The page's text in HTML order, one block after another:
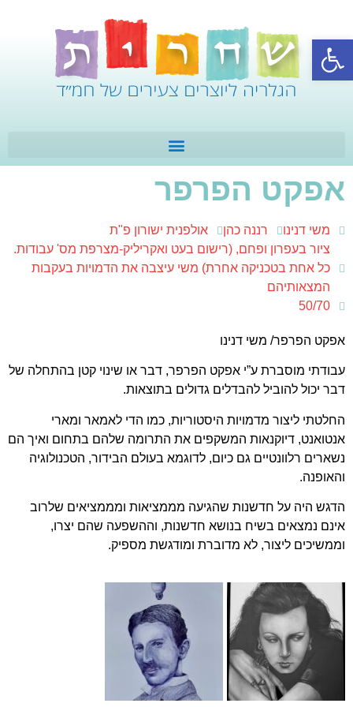
פתח סרגל נגישות
אפקט הפרפר
משי דנינו רננה כהן
אולפנית ישורון פ"ת
ציור בעפרון ופחם, (רישום בעט ואקריליק-מצרפת מס' עבודות.
כל אחת בטכניקה אחרת) משי עיצבה את הדמויות בעקבות
המצאותיהם
50/70
אפקט הפרפר/ משי דנינו
עבודתי מוסברת ע”י אפקט הפרפר, דבר או שינוי קטן בהתחלה של
דבר יכול להוביל להבדלים גדולים בתוצאות.
החלטתי ליצור מדמויות היסטוריות, כמו הדי לאמאר ומארי
אנטואנט, דיוקנאות המשקפים את התרומה שלהם בתחום ואיך הם
נשארים רלוונטיים גם כיום, לדוגמא בעולם הבידור, הטכנולוגיה
והאופנה.
הדגש היה על חדשנות שהגיעה מממציאות ומממציאים שלרוב
אינם נמצאים בשיח בנושא חדשנות, וההשפעה שהם יצרו,
וממשיכים ליצור, לא מדוברת ומודגשת מספיק.